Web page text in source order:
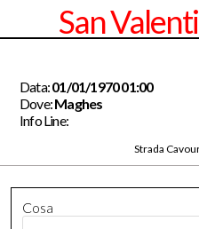
San
Data:01/01/1970 01:00
Dove:Maghes
Info Line:
Strada
Cosa